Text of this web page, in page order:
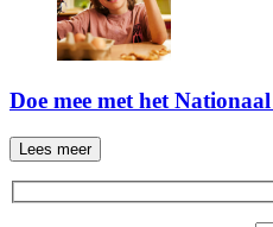
Doe mee met het
Lees meer